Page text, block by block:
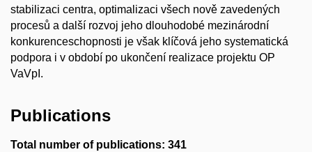
stabilizaci centra, optimalizaci všech nově zavedených
procesů a další rozvoj jeho dlouhodobé mezinárodní
konkurenceschopnosti je však klíčová jeho systematická
podpora i v období po ukončení realizace projektu OP
VaVpI.
Publications
Total number of publications: 341